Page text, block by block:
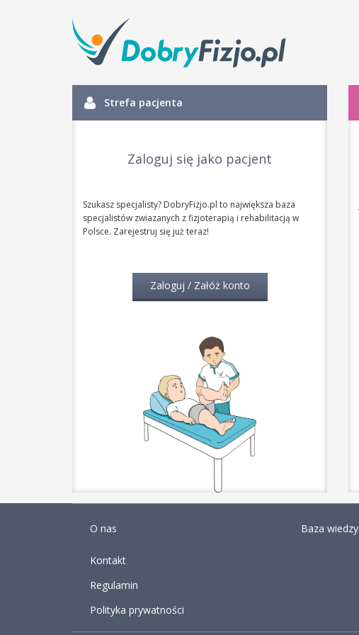
Strefa pacjenta
Zaloguj się jako pacjent
Szukasz specjalisty? DobryFizjo.pl to największa baza
specjalistów zwiazanych z fizjoterapią i rehabilitacją w
Polsce. Zarejestruj się już teraz!
Zaloguj / Załóż konto
O nas
Kontakt
Regulamin
Polityka prywatności
Baza wiedzy